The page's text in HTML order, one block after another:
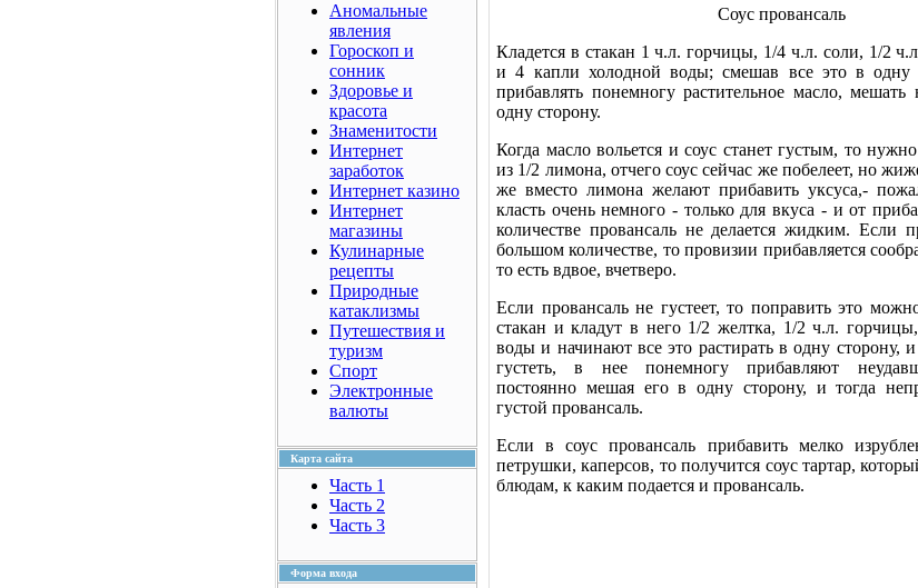
Аномальные
явления
Гороскоп и
сонник
Здоровье и
красота
Знаменитости
Интернет
заработок
Интернет казино
Интернет
магазины
Кулинарные
рецепты
Природные
катаклизмы
Путешествия и
туризм
Спорт
Электронные
валюты
Карта сайта
Часть 1
Часть 2
Часть 3
Форма входа
Соус провансаль
Кладется в стакан 1 ч.л. горчицы, 1/4 ч.л. соли, 1/2
и 4 капли холодной воды; смешав все это в одну
прибавлять понемногу растительное масло,
одну сторону.
Когда масло вольется и соус станет густым, то
из 1/2 лимона, отчего соус сейчас же побелеет, но
же вместо лимона желают прибавить уксуса,-
класть очень немного - только для вкуса - и от
количестве провансаль не делается жидким. Если
большом количестве, то провизии прибавляется
то есть вдвое, вчетверо.
Если провансаль не густеет, то поправить это
стакан и кладут в него 1/2 желтка, 1/2 ч.л.
воды и начинают все это растирать в одну сторону, и
густеть, в нее понемногу прибавляют
постоянно мешая его в одну сторону, и тогда
густой провансаль.
Если в соус провансаль прибавить мелко
петрушки, каперсов, то получится соус тартар,
блюдам, к каким подается и провансаль.